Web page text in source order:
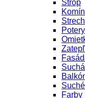
Strop
Potery
Farby